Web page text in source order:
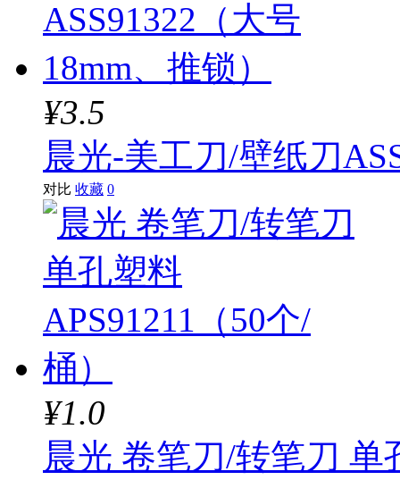
¥3.5
晨光-美工刀/壁纸刀
对比 收藏 0
¥1.0
晨光 卷笔刀/转笔刀 单